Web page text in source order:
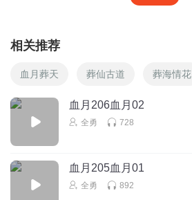
相关推荐
血月葬天 葬仙古道 葬海情花
血月206血月02
全勇 728
血月205血月01
全勇 892